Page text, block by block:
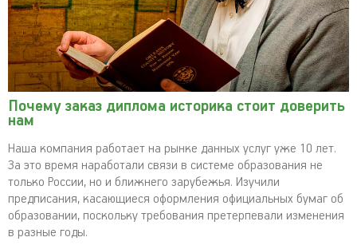
Почему заказ диплома историка стоит доверить
нам
Наша компания работает на рынке данных услуг уже 10 лет.
За это время наработали связи в системе образования не
только России, но и ближнего зарубежья. Изучили
предписания, касающиеся оформления официальных бумаг об
образовании, поскольку требования претерпевали изменения
в разные годы.